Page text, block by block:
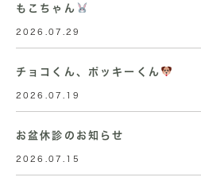
もこちゃん
2026.07.29
チョコくん、ポッキーくん
2026.07.19
お盆休診のお知らせ
2026.07.15